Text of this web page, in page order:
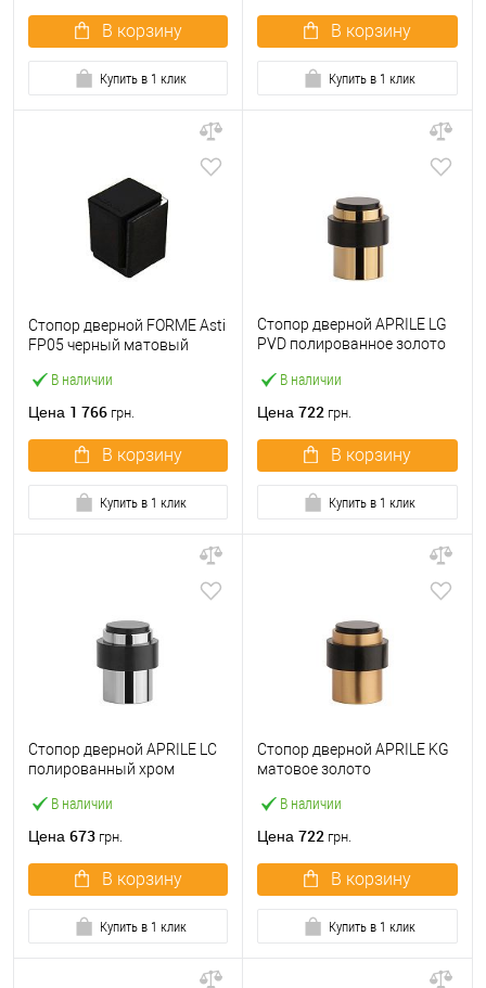
В корзину
Купить в 1 клик
В корзину
Купить в 1 клик
В наличии
Стопор дверной FORME Asti
FP05 черный матовый
Цена 1 766 грн.
В корзину
Купить в 1 клик
В наличии
Стопор дверной APRILE LG
PVD полированное золото
Цена 722 грн.
В корзину
Купить в 1 клик
В наличии
Стопор дверной APRILE LC
полированный хром
Цена 673 грн.
В корзину
Купить в 1 клик
В наличии
Стопор дверной APRILE KG
матовое золото
Цена 722 грн.
В корзину
Купить в 1 клик